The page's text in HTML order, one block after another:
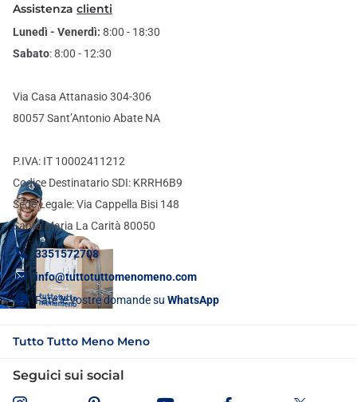
Assistenza clienti
Lunedì - Venerdì: 8:00 - 18:30
Sabato: 8:00 - 12:30
Via Casa Attanasio 304-306
80057 Sant’Antonio Abate NA
P.IVA: IT 10002411212
Codice Destinatario SDI: KRRH6B9
Sede Legale: Via Cappella Bisi 148
Santa Maria La Carità 80050
3351572708
info@tuttotuttomenomeno.com
Fate le vostre domande su WhatsApp
Tutto Tutto Meno Meno
Seguici sui social